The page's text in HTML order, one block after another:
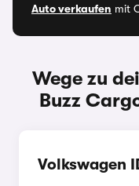
Auto verkaufen mit
Wege zu
Buzz
Volkswagen